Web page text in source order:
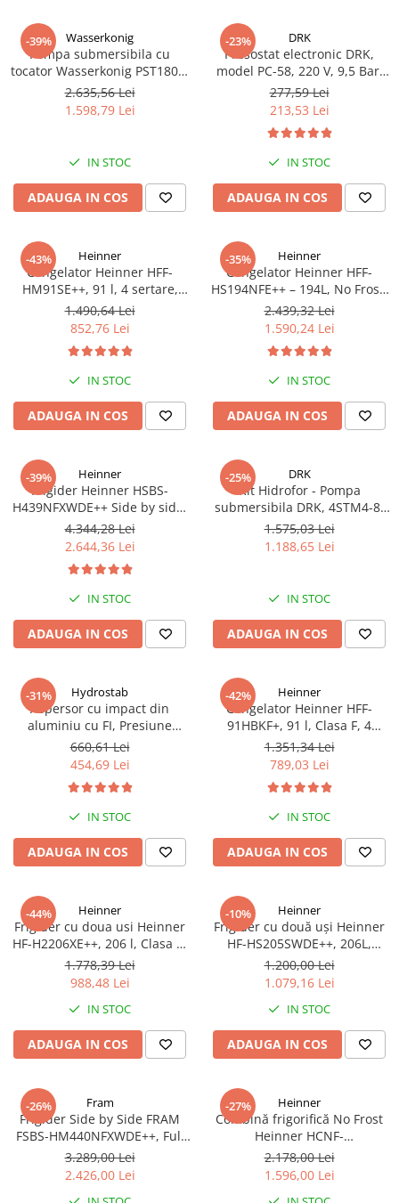
-39% Wasserkonig
Pompa submersibila cu
tocator Wasserkonig PST1800,
particule max. 10 mm, putere
1800 W, debit 17500 l/h,
inaltime refulare 11.5 m
2.635,56 Lei
1.598,79 Lei
IN STOC
ADAUGA IN COS
-23% DRK
Presostat electronic DRK,
model PC-58, 220 V, 9,5 Bar,
1Kw, 10A
277,59 Lei
213,53 Lei
IN STOC
ADAUGA IN COS
-43% Heinner
Congelator Heinner HFF-
HM91SE++, 91 l, 4 sertare,
Control mecanic, Clasa E, H 85
cm, Argintiu
1.490,64 Lei
852,76 Lei
IN STOC
ADAUGA IN COS
-35% Heinner
Congelator Heinner HFF-
HS194NFE++ – 194L, No Frost,
6 Compartimente, Control
Electronic
2.439,32 Lei
1.590,24 Lei
IN STOC
ADAUGA IN COS
-39% Heinner
Frigider Heinner HSBS-
H439NFXWDE++ Side by side,
433 l, No Frost, Dozator de
apa, Functie smart, Functie
congelare si racire rapida,
Clasa E, H 176.5 cm, inox
4.344,28 Lei
2.644,36 Lei
IN STOC
ADAUGA IN COS
-25% DRK
Kit Hidrofor - Pompa
submersibila DRK, 4STM4-8,
putere 1.8 kW, debit 5m3/h, 8
turbine + Vas de expansiune
100 L, racord 5 cai, supapa de
1.575,03 Lei
1.188,65 Lei
IN STOC
ADAUGA IN COS
-31% Hydrostab
Aspersor cu impact din
aluminiu cu FI, Presiune
(bar)1.5-5, Diametru de
aspersie (m)32-58
660,61 Lei
454,69 Lei
IN STOC
ADAUGA IN COS
-42% Heinner
Congelator Heinner HFF-
91HBKF+, 91 l, Clasa F, 4
sertare, Control mecanic, H 85
cm, Negru
1.351,34 Lei
789,03 Lei
IN STOC
ADAUGA IN COS
-44% Heinner
Frigider cu doua usi Heinner
HF-H2206XE++, 206 l, Clasa E,
lumina LED, 3 rafturi de sticla,
H 143 cm, Inox
1.778,39 Lei
988,48 Lei
IN STOC
ADAUGA IN COS
-10% Heinner
Frigider cu două uși Heinner
HF-HS205SWDE++, 206L,
Dozator de apă, Clasa E,
Argintiu
1.200,00 Lei
1.079,16 Lei
IN STOC
ADAUGA IN COS
-26% Fram
Frigider Side by Side FRAM
FSBS-HM440NFXWDE++, Full
No Frost, 439 L, Inverter,
Dozator apă, Display Touch,
Clasa E, Aspect Inox
3.289,00 Lei
2.426,00 Lei
-27% Heinner
Combină frigorifică No Frost
Heinner HCNF-
HM293INVXE++, 293L,
Compresor Inverter, Clasa E,
Uși Reversibile, Aspect Inox
2.178,00 Lei
1.596,00 Lei